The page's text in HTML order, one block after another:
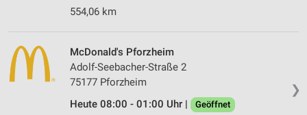
554,06 km
❯
McDonald's Pforzheim
Adolf-Seebacher-Straße 2
75177 Pforzheim
Heute 08:00 - 01:00 Uhr |
Geöffnet